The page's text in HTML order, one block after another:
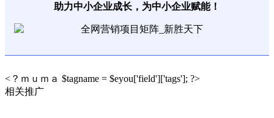
助力中小企业成长，为中小企业赋能！
<？ｍｕｍａ $tagname = $eyou['field']['tags']; ?>
相关推广